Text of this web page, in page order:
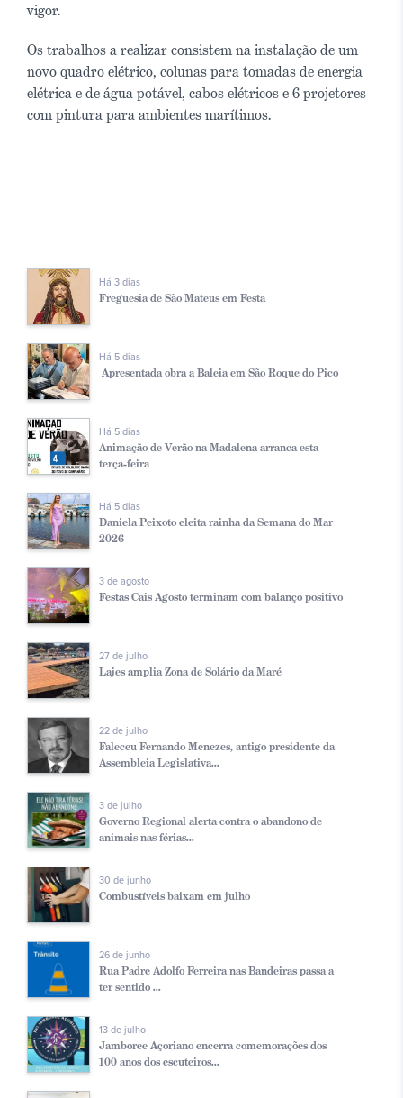
vigor.
Os trabalhos a realizar consistem na instalação de um
novo quadro elétrico, colunas para tomadas de energia
elétrica e de água potável, cabos elétricos e 6 projetores
com pintura para ambientes marítimos.
Há 3 dias
Freguesia de São Mateus em Festa
Há 5 dias
Apresentada obra a Baleia em São Roque do Pico
Há 5 dias
Animação de Verão na Madalena arranca esta
terça-feira
Há 5 dias
Daniela Peixoto eleita rainha da Semana do Mar
2026
3 de agosto
Festas Cais Agosto terminam com balanço positivo
27 de julho
Lajes amplia Zona de Solário da Maré
22 de julho
Faleceu Fernando Menezes, antigo presidente da
Assembleia Legislativa...
3 de julho
Governo Regional alerta contra o abandono de
animais nas férias...
30 de junho
Combustíveis baixam em julho
26 de junho
Rua Padre Adolfo Ferreira nas Bandeiras passa a
ter sentido ...
13 de julho
Jamboree Açoriano encerra comemorações dos
100 anos dos escuteiros...